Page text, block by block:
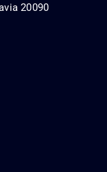
20090